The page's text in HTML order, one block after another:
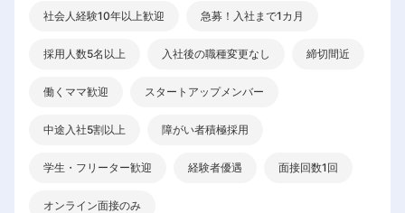
社会人経験10年以上歓迎 急募！入社まで1カ月
採用人数5名以上 入社後の職種変更なし 締切間近
働くママ歓迎 スタートアップメンバー
中途入社5割以上 障がい者積極採用
学生・フリーター歓迎 経験者優遇 面接回数1回
オンライン面接のみ